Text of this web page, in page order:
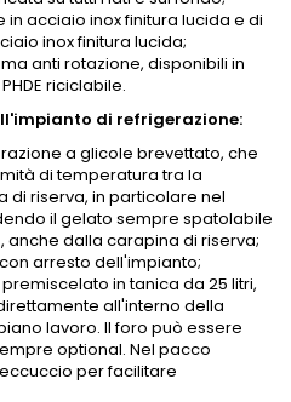
acciaio inox finitura lucida e di
inox finitura lucida;
anti rotazione, disponibili in
riciclabile.
di refrigerazione:
a glicole brevettato, che
di temperatura tra la
di riserva, in particolare nel
il gelato sempre spatolabile
anche dalla carapina di riserva;
arresto dell'impianto;
in tanica da 25 litri,
all'interno della
lavoro. Il foro può essere
optional. Nel pacco
per facilitare